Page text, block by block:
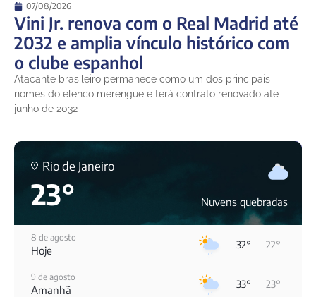
07/08/2026
Vini Jr. renova com o Real Madrid até
2032 e amplia vínculo histórico com
o clube espanhol
Atacante brasileiro permanece como um dos principais
nomes do elenco merengue e terá contrato renovado até
junho de 2032
Rio de Janeiro
23° Nuvens quebradas
8 de agosto
Hoje 32° 22°
9 de agosto
Amanhã 33° 23°